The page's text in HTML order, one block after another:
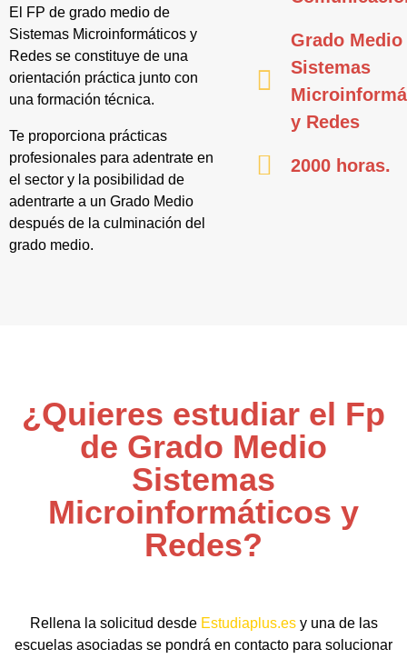
El FP de grado medio de
Sistemas Microinformáticos y
Redes se constituye de una
orientación práctica junto con
una formación técnica.
Te proporciona prácticas
profesionales para adentrate en
el sector y la posibilidad de
adentrarte a un Grado Medio
después de la culminación del
grado medio.
Grado Medio
Sistemas
y Redes
2000 horas.
¿Quieres estudiar el Fp
de Grado Medio
Sistemas
Microinformáticos y
Redes?
Rellena la solicitud desde Estudiaplus.esy una de las
escuelas asociadas se pondrá en contacto para solucionar